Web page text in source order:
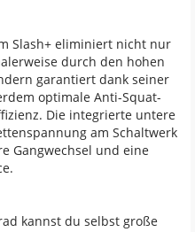
Slash+ eliminiert nicht nur
durch den hohen
garantiert dank seiner
optimale Anti-Squat-
Die integrierte untere
am Schaltwerk
Gangwechsel und eine
kannst du selbst große